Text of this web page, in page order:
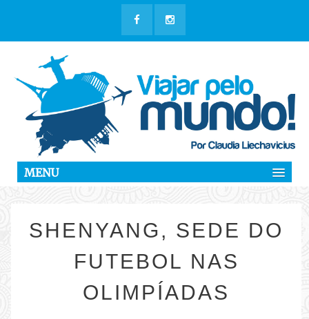
MENU
SHENYANG, SEDE DO
FUTEBOL NAS
OLIMPÍADAS